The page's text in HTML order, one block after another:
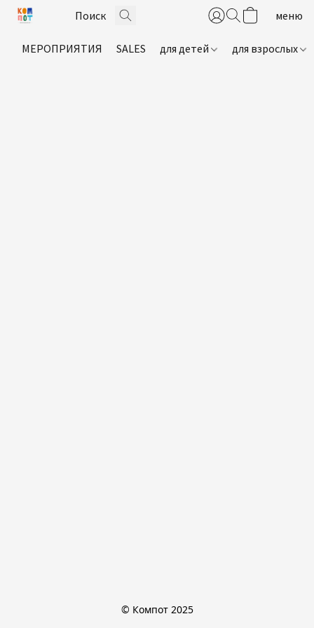
МЕРОПРИЯТИЯ SALES для детей для взрослых
© Компот 2025